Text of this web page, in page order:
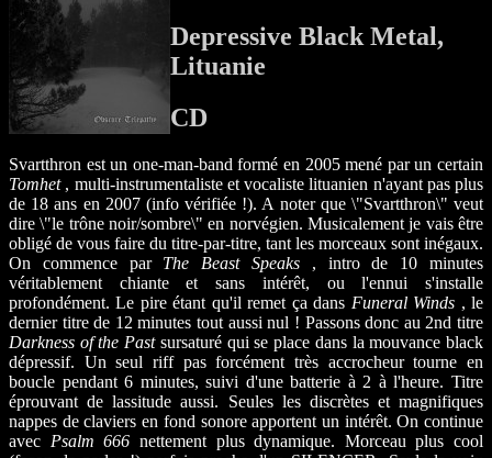
Depressive Black Metal,
Lituanie
CD
Svartthron est un one-man-band formé en 2005 mené par un certain
Tomhet, multi-instrumentaliste et vocaliste lituanien n'ayant pas plus
de 18 ans en 2007 (info vérifiée !). A noter que \"Svartthron\" veut
dire \"le trône noir/sombre\" en norvégien. Musicalement je vais être
obligé de vous faire du titre-par-titre, tant les morceaux sont inégaux.
On commence par The Beast Speaks , intro de 10 minutes
véritablement chiante et sans intérêt, ou l'ennui s'installe
profondément. Le pire étant qu'il remet ça dans Funeral Winds , le
dernier titre de 12 minutes tout aussi nul ! Passons donc au 2nd titre
Darkness of the Pastsursaturé qui se place dans la mouvance black
dépressif. Un seul riff pas forcément très accrocheur tourne en
boucle pendant 6 minutes, suivi d'une batterie à 2 à l'heure. Titre
éprouvant de lassitude aussi. Seules les discrètes et magnifiques
nappes de claviers en fond sonore apportent un intérêt. On continue
avec Psalm 666 nettement plus dynamique. Morceau plus cool